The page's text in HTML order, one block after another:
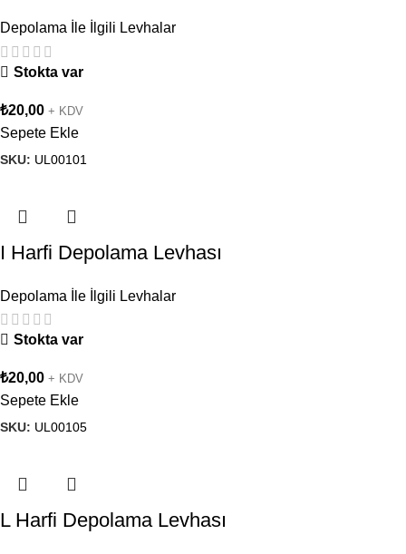
Depolama İle İlgili Levhalar
Stokta var
₺20,00 + KDV
Sepete Ekle
SKU: UL00101
I Harfi Depolama Levhası
Depolama İle İlgili Levhalar
Stokta var
₺20,00 + KDV
Sepete Ekle
SKU: UL00105
L Harfi Depolama Levhası